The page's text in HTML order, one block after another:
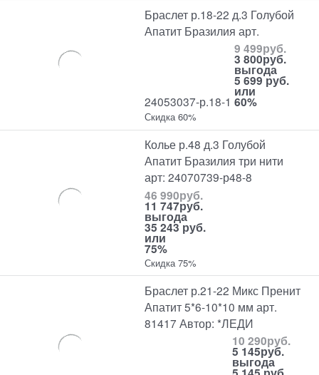
Браслет р.18-22 д.3 Голубой
Апатит Бразилия арт.
24053037-р.18-1
9 499руб.
3 800руб.
выгода
5 699 руб.
или
60%
Скидка 60%
Колье р.48 д.3 Голубой
Апатит Бразилия три нити
арт: 24070739-р48-8
46 990руб.
11 747руб.
выгода
35 243 руб.
или
75%
Скидка 75%
Браслет р.21-22 Микс Пренит
Апатит 5*6-10*10 мм арт.
81417 Автор: *ЛЕДИ
10 290руб.
5 145руб.
выгода